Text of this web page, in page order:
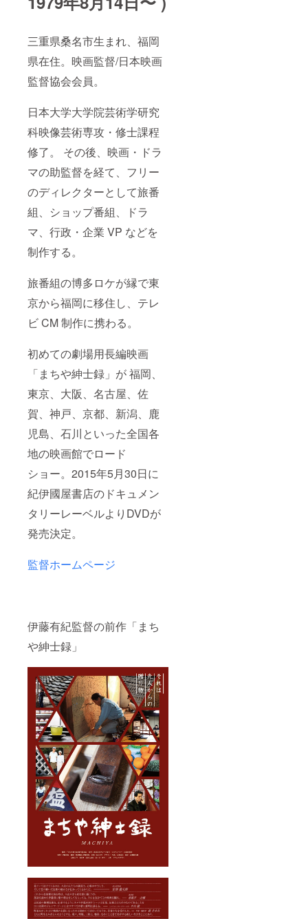
三重県桑名市生まれ、福岡
県在住。映画監督/日本映画
監督協会会員。
日本大学大学院芸術学研究
科映像芸術専攻・修士課程
修了。 その後、映画・ドラ
マの助監督を経て、フリー
のディレクターとして旅番
組、ショップ番組、ドラ
マ、行政・企業 VP などを
制作する。
旅番組の博多ロケが縁で東
京から福岡に移住し、テレ
ビ CM 制作に携わる。
初めての劇場用長編映画
「まちや紳士録」が 福岡、
東京、大阪、名古屋、佐
賀、神戸、京都、新潟、鹿
児島、石川といった全国各
地の映画館でロード
ショー。2015年5月30日に
紀伊國屋書店のドキュメン
タリーレーベルよりDVDが
発売決定。
監督ホームページ
伊藤有紀監督の前作「まち
や紳士録」